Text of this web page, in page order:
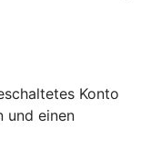
Konto
und einen